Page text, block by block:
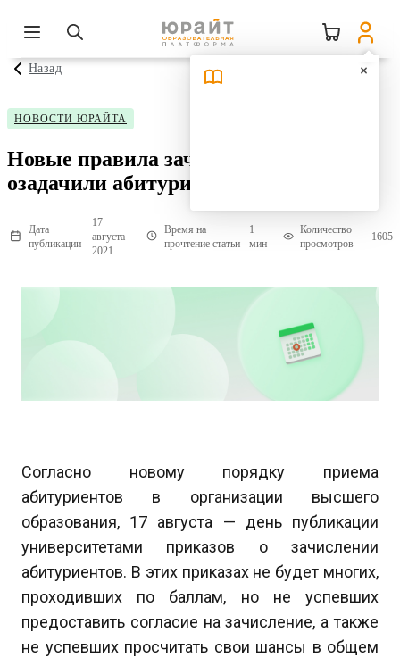
Назад
НОВОСТИ ЮРАЙТА
Новые правила зачисления в вузы
озадачили абитуриентов
Дата
публикации
17
августа
2021
Время на
прочтение статьи
1
мин
Количество
просмотров
1605
Согласно новому порядку приема
абитуриентов в организации высшего
образования, 17 августа — день публикации
университетами приказов о зачислении
абитуриентов. В этих приказах не будет многих,
проходивших по баллам, но не успевших
предоставить согласие на зачисление, а также
не успевших просчитать свои шансы в общем